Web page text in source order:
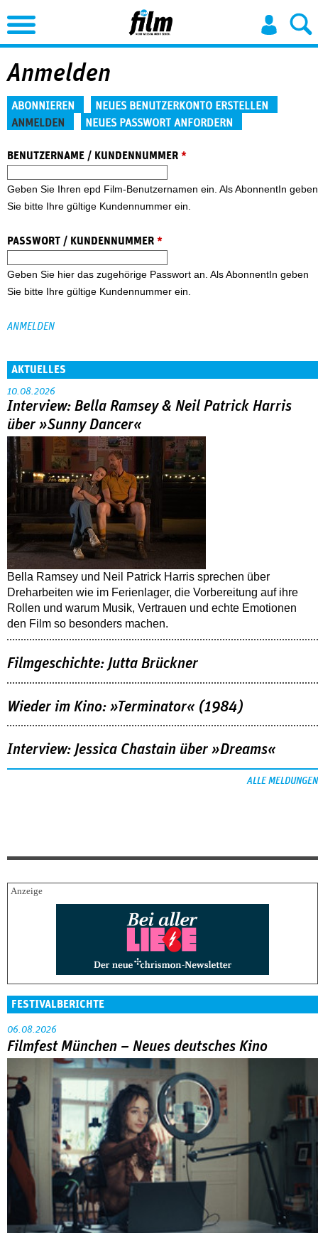
Jump to Navigation
Anmelden
Haupt-Reiter
ABONNIEREN
NEUES BENUTZERKONTO ERSTELLEN
ANMELDEN
NEUES PASSWORT ANFORDERN
BENUTZERNAME / KUNDENNUMMER *
Geben Sie Ihren epd Film-Benutzernamen ein. Als AbonnentIn geben
Sie bitte Ihre gültige Kundennummer ein.
PASSWORT / KUNDENNUMMER *
Geben Sie hier das zugehörige Passwort an. Als AbonnentIn geben
Sie bitte Ihre gültige Kundennummer ein.
AKTUELLES
10.08.2026
Interview: Bella Ramsey & Neil Patrick Harris
über »Sunny Dancer«
Bella Ramsey und Neil Patrick Harris sprechen über
Dreharbeiten wie im Ferienlager, die Vorbereitung auf ihre
Rollen und warum Musik, Vertrauen und echte Emotionen
den Film so besonders machen.
Filmgeschichte: Jutta Brückner
Wieder im Kino: »Terminator« (1984)
Interview: Jessica Chastain über »Dreams«
ALLE MELDUNGEN
FESTIVALBERICHTE
06.08.2026
Filmfest München – Neues deutsches Kino